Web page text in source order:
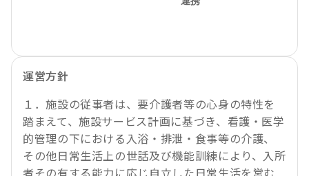
運営方針
１．施設の従事者は、要介護者等の心身の特性を
踏まえて、施設サービス計画に基づき、看護・医学
的管理の下における入浴・排泄・食事等の介護、
その他日常生活上の世話及び機能訓練により、入所